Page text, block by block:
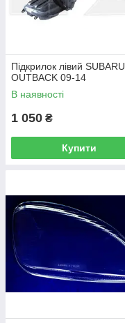
Підкрилок лівий SUBARU
OUTBACK 09-14
В наявності
1 050 ₴
Купити